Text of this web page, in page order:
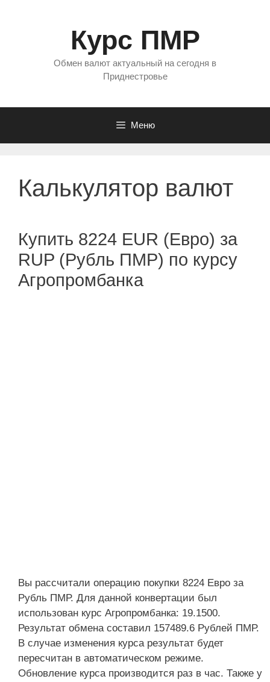
Курс ПМР
Обмен валют актуальный на сегодня в
Приднестровье
Меню
Калькулятор валют
Купить 8224 EUR (Евро) за
RUP (Рубль ПМР) по курсу
Агропромбанка
Вы рассчитали операцию покупки 8224 Евро за
Рубль ПМР. Для данной конвертации был
использован курс Агропромбанка: 19.1500.
Результат обмена составил 157489.6 Рублей ПМР.
В случае изменения курса результат будет
пересчитан в автоматическом режиме.
Обновление курса производится раз в час. Также у